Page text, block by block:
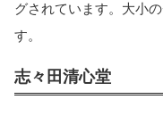
グされています。大小
す。
志々田清心堂